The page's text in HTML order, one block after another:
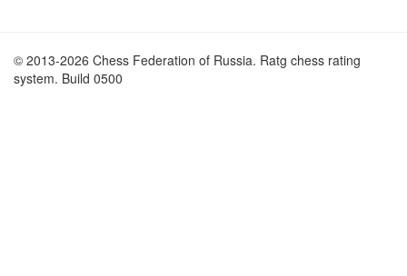
© 2013-2026 Chess Federation of Russia. Ratg chess rating
system. Build 0500